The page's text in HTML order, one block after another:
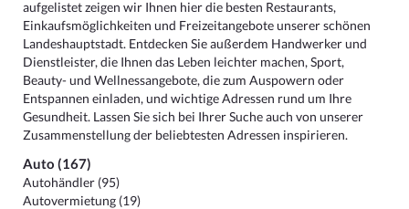
aufgelistet zeigen wir Ihnen hier die besten Restaurants,
Einkaufsmöglichkeiten und Freizeitangebote unserer schönen
Landeshauptstadt. Entdecken Sie außerdem Handwerker und
Dienstleister, die Ihnen das Leben leichter machen, Sport,
Beauty- und Wellnessangebote, die zum Auspowern oder
Entspannen einladen, und wichtige Adressen rund um Ihre
Gesundheit. Lassen Sie sich bei Ihrer Suche auch von unserer
Zusammenstellung der beliebtesten Adressen inspirieren.
Auto (167)
Autohändler (95)
Autovermietung (19)